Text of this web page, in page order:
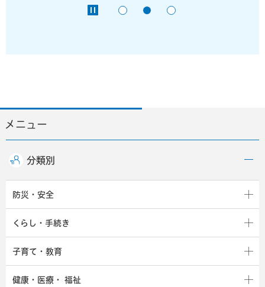
メニュー
分類別
防災・安全
くらし・手続き
子育て・教育
健康・医療・ 福祉